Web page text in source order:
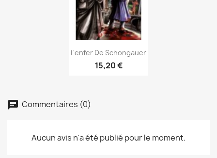
Aperçu rapide
L'enfer De Schongauer
15,20 €
Commentaires (0)
Aucun avis n'a été publié pour le moment.